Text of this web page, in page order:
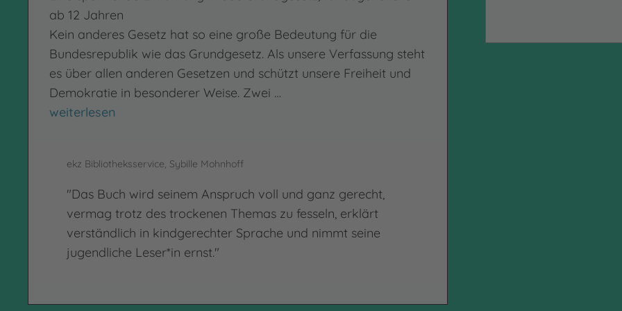
ab 12 Jahren
Kein anderes Gesetz hat so eine große Bedeutung für die
Bundesrepublik wie das Grundgesetz. Als unsere Verfassung steht
es über allen anderen Gesetzen und schützt unsere Freiheit und
Demokratie in besonderer Weise. Zwei …
Jede*r hat das Recht
weiterlesen
ekz Bibliotheksservice, Sybille Mohnhoff
"Das Buch wird seinem Anspruch voll und ganz gerecht,
vermag trotz des trockenen Themas zu fesseln, erklärt
verständlich in kindgerechter Sprache und nimmt seine
jugendliche Leser*in ernst."